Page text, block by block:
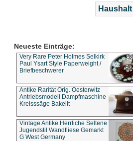
Haushalt
Neueste Einträge:
Very Rare Peter Holmes Selkirk
Paul Ysart Style Paperweight /
Briefbeschwerer
Antike Rarität Orig. Oesterwitz
Antriebsmodell Dampfmaschine
Kreisssäge Bakelit
Vintage Antike Herrliche Seltene
Jugendstil Wandfliese Gemarkt
G West Germany